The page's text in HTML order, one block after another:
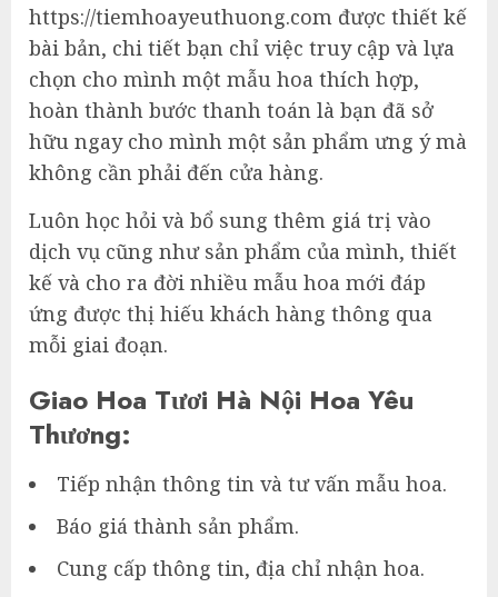
https://tiemhoayeuthuong.com được thiết kế
bài bản, chi tiết bạn chỉ việc truy cập và lựa
chọn cho mình một mẫu hoa thích hợp,
hoàn thành bước thanh toán là bạn đã sở
hữu ngay cho mình một sản phẩm ưng ý mà
không cần phải đến cửa hàng.
Luôn học hỏi và bổ sung thêm giá trị vào
dịch vụ cũng như sản phẩm của mình, thiết
kế và cho ra đời nhiều mẫu hoa mới đáp
ứng được thị hiếu khách hàng thông qua
mỗi giai đoạn.
Giao Hoa Tươi Hà Nội Hoa Yêu
Thương:
Tiếp nhận thông tin và tư vấn mẫu hoa.
Báo giá thành sản phẩm.
Cung cấp thông tin, địa chỉ nhận hoa.